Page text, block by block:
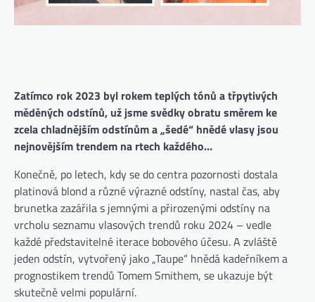
Zatímco rok 2023 byl rokem teplých tónů a třpytivých
měděných odstínů, už jsme svědky obratu směrem ke
zcela chladnějším odstínům a „šedé“ hnědé vlasy jsou
nejnovějším trendem na rtech každého…
Konečně, po letech, kdy se do centra pozornosti dostala
platinová blond a různé výrazné odstíny, nastal čas, aby
brunetka zazářila s jemnými a přirozenými odstíny na
vrcholu seznamu vlasových trendů roku 2024 – vedle
každé představitelné iterace bobového účesu. A zvláště
jeden odstín, vytvořený jako „Taupe“ hnědá kadeřníkem a
prognostikem trendů Tomem Smithem, se ukazuje být
skutečně velmi populární.